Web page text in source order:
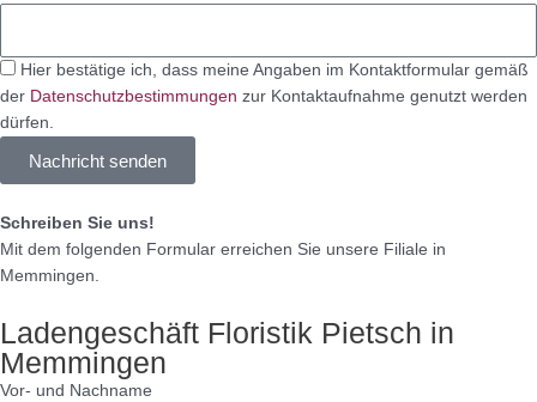
Hier bestätige ich, dass meine Angaben im Kontaktformular gemäß
der Datenschutzbestimmungen zur Kontaktaufnahme genutzt werden
dürfen.
Nachricht senden
Schreiben Sie uns!
Mit dem folgenden Formular erreichen Sie unsere Filiale in
Memmingen.
Ladengeschäft Floristik Pietsch in
Memmingen
Vor- und Nachname